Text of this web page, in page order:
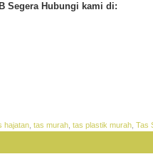
Segera Hubungi kami di:
hajatan tas murah tas plastik murah Tas